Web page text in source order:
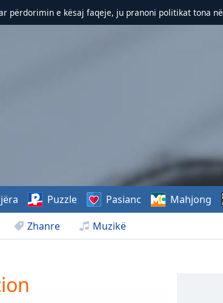
përdorimin e kësaj faqeje, ju pranoni politikat tona
Zhanre Muzikë
Puzzle Pasianc Mahjong